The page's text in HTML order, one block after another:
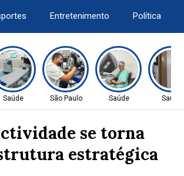
Entretenimento Política
Saúde São Paulo Saúde Saúde
se torna
estratégica